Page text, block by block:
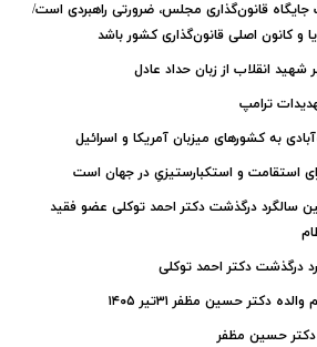
قانون‌گذاری مجلس، ضرورتی راهبردی است/
و کانون اصلی قانون‌گذاری کشور باشد
شهید انقلاب از زبان حداد عادل
ترامپ
به کشورهای میزبان آمریکا و اسرائیل
استقامت و استکبارستیزیِ در جهان است
سالگرد درگذشت دکتر احمد توکلی عضو فقید
درگذشت دکتر احمد توکلی
دکتر حسین مظفر ۳۱تیر ۱۴۰۵
دکتر حسین مظفر